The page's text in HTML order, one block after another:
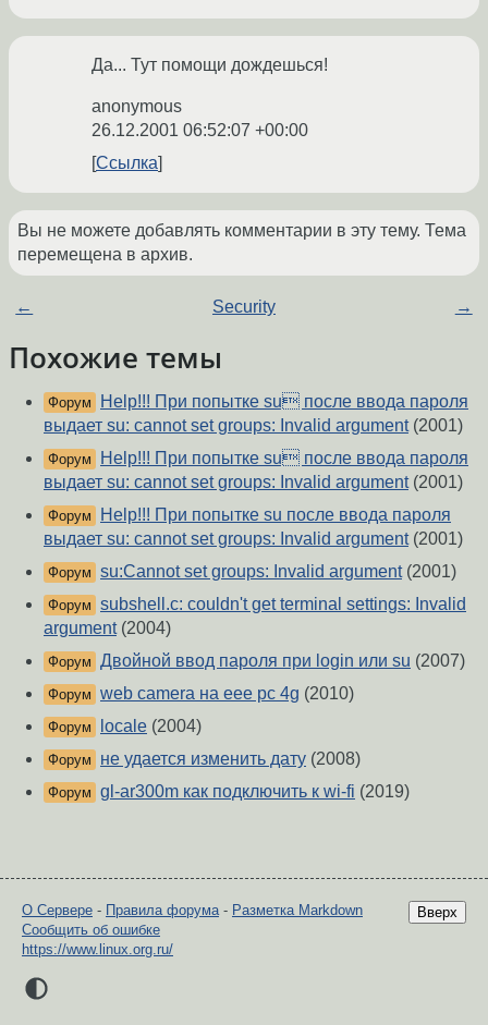
Да... Тут помощи дождешься!
anonymous
26.12.2001 06:52:07 +00:00
Ссылка
Вы не можете добавлять комментарии в эту тему. Тема
перемещена в архив.
← Security →
Похожие темы
Форум
Help!!! При попытке su после ввода пароля
выдает su: cannot set groups: Invalid argument(2001)
Форум
Help!!! При попытке su после ввода пароля
выдает su: cannot set groups: Invalid argument(2001)
Форум
Help!!! При попытке su после ввода пароля
выдает su: cannot set groups: Invalid argument(2001)
Форум su:Cannot set groups: Invalid argument(2001)
Форум subshell.c: couldn't get terminal settings: Invalid
argument(2004)
Форум Двойной ввод пароля при login или su (2007)
Форум web camera на eee pc 4g (2010)
Форум locale (2004)
Форум не удается изменить дату (2008)
Форум gl-ar300m как подключить к wi-fi (2019)
Вверх
О Сервере - Правила форума- Разметка Markdown
Сообщить об ошибке
https://www.linux.org.ru/